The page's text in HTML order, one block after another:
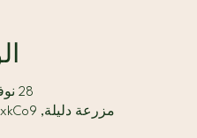
28 نوفمبر 2025، 1:30 م – 7:00 م
مزرعة دليلة, https://maps.app.goo.gl/jgZWULidbYCkxkCo9